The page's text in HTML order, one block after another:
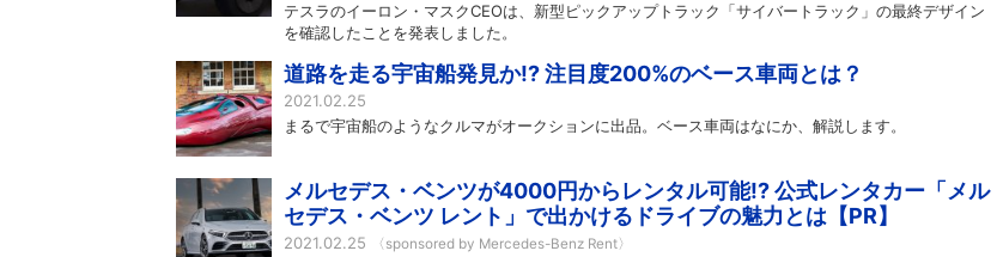
テスラのイーロン・マスクCEOは、新型ピックアップトラック「サイバートラック」の最終デザイン
を確認したことを発表しました。
道路を走る宇宙船発見か!? 注目度200%のベース車両とは？
2021.02.25
まるで宇宙船のようなクルマがオークションに出品。ベース車両はなにか、解説します。
メルセデス・ベンツが4000円からレンタル可能!? 公式レンタカー「メル
セデス・ベンツ レント」で出かけるドライブの魅力とは【PR】
2021.02.25 〈sponsored by Mercedes-Benz Rent〉